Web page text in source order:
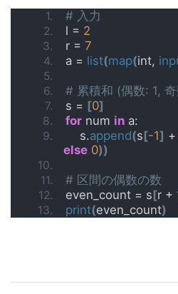
# 入力
l = 2
r = 7
a = list(map(int,
# 累積和 (偶数: 1,
s = [0]
for num in a:
    s.
append(s[-1] +
else 0))
# 区間の偶数の数
even_count = s[r +
print(even_count)